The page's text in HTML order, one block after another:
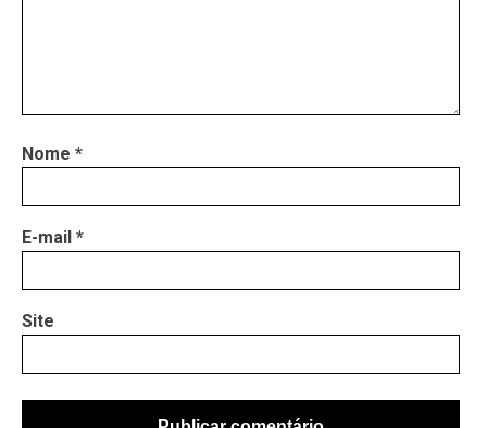
Nome *
E-mail *
Site